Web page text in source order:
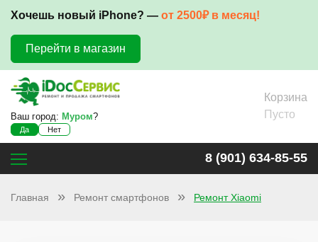
Хочешь новый iPhone? — от 2500₽ в месяц!
Перейти в магазин
Ваш город: Муром?
Да Нет
Корзина
Пусто
8 (901) 634-85-55
Главная Ремонт смартфонов Ремонт Xiaomi